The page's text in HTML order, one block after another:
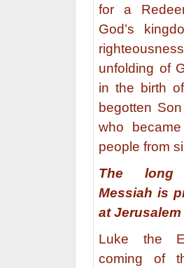
for a
God’s
unfolding of
in the birth
begotten
who
people from
The long
Messiah is
at Jerusalem
Luke the
coming of